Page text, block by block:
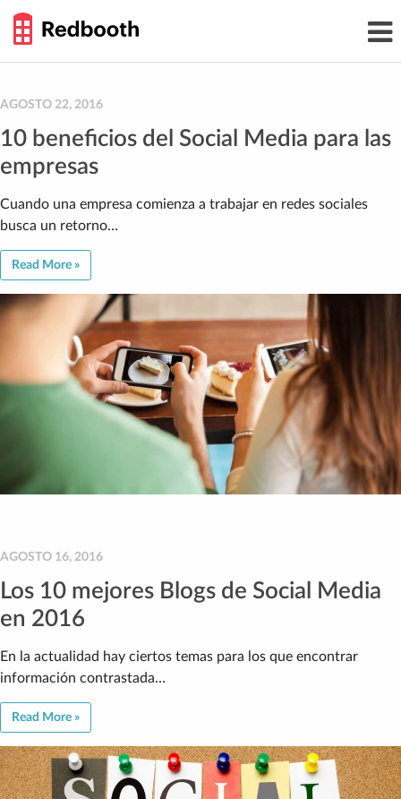
content
GUIDE
AGOSTO 22, 2016
10 beneficios del Social Media para las
empresas
Cuando una empresa comienza a trabajar en redes sociales
busca un retorno…
Read More »
AGOSTO 16, 2016
Los 10 mejores Blogs de Social Media
en 2016
En la actualidad hay ciertos temas para los que encontrar
información contrastada…
Read More »